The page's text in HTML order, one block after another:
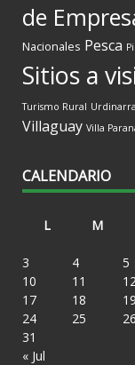
de
Nacionales Pesca
Sitios a
Turismo Rural
Villaguay Villa
CALENDARIO
L
M
« Jul
3
4 5
10
11 12
17
18 19
24
25 26
31